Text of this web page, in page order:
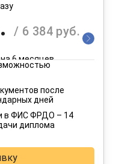
/ 6 384 руб.
6 месяцев
12 месяцев
после
дней
в ФИС ФРДО – 14
диплома